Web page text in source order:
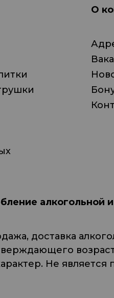
О
алкогольной
доставка
Не является